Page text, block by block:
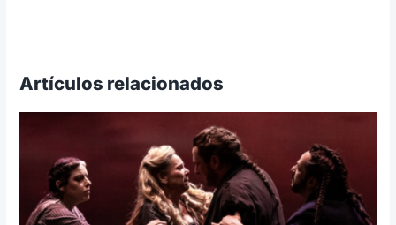
Artículos relacionados